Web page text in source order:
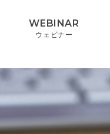
WEBINAR
ウェビナー